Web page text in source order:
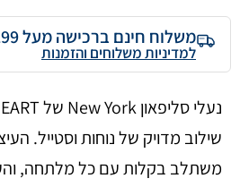
משלוח חינם ברכישה מעל ₪299
למדיניות משלוחים והזמנות
שילוב מדויק של נוחות וסטייל.
משתלב בקלות עם כל מלתחה,